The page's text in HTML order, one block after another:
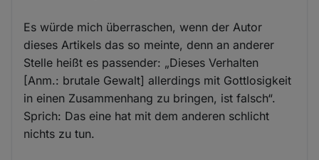
Es würde mich überraschen, wenn der Autor
dieses Artikels das so meinte, denn an anderer
Stelle heißt es passender: „Dieses Verhalten
[Anm.: brutale Gewalt] allerdings mit Gottlosigkeit
in einen Zusammenhang zu bringen, ist falsch“.
Sprich: Das eine hat mit dem anderen schlicht
nichts zu tun.